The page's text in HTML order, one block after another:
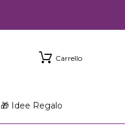
Carrello
🎁 Idee Regalo